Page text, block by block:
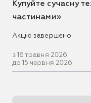
Купуйте сучасну
частинами»
Акцію завершено.
з 16 травня 2026
до 15 червня 2026